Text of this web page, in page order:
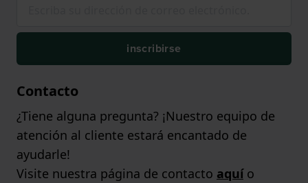
inscribirse
Contacto
¿Tiene alguna pregunta? ¡Nuestro equipo de
atención al cliente estará encantado de
ayudarle!
Visite nuestra página de contacto aquío